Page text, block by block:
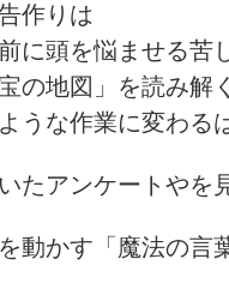
作りは
に頭を悩ませる苦
の地図」を読み解
うな作業に変わる
たアンケートやを
動かす「魔法の言